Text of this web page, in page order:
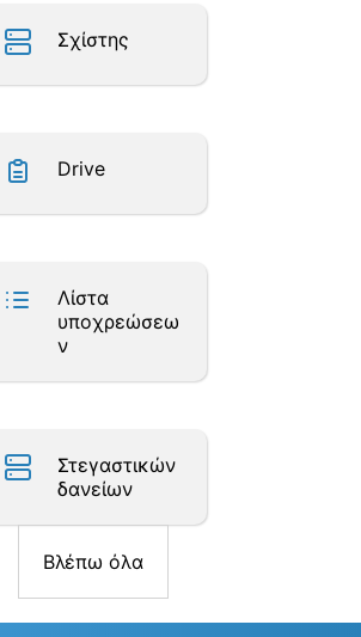
Σχίστης
Drive
Λίστα
υποχρεώσεω
ν
Στεγαστικών
δανείων
Βλέπω όλα